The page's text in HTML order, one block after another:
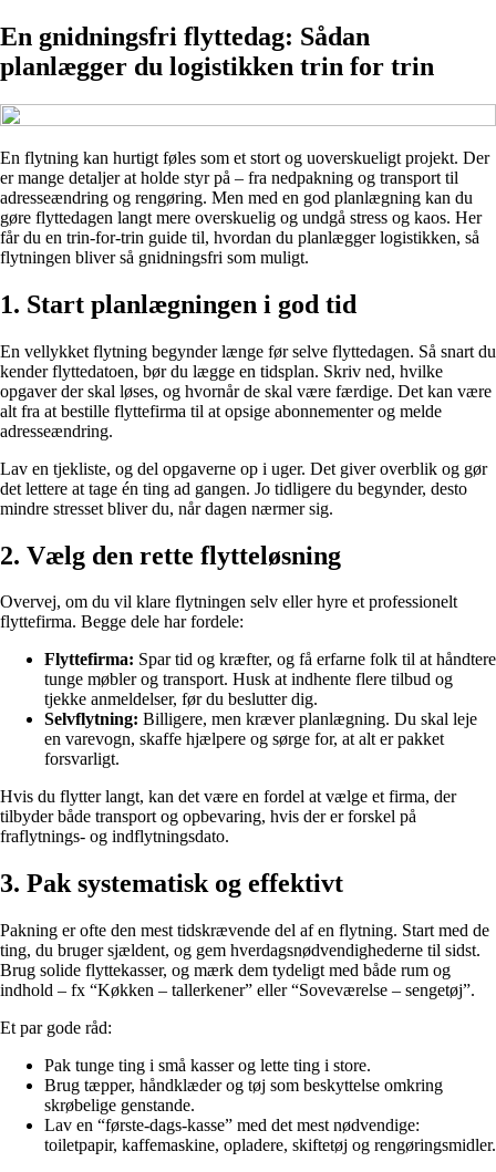
En gnidningsfri flyttedag: Sådan
planlægger du logistikken trin for trin
En flytning kan hurtigt føles som et stort og uoverskueligt projekt. Der
er mange detaljer at holde styr på – fra nedpakning og transport til
adresseændring og rengøring. Men med en god planlægning kan du
gøre flyttedagen langt mere overskuelig og undgå stress og kaos. Her
får du en trin-for-trin guide til, hvordan du planlægger logistikken, så
flytningen bliver så gnidningsfri som muligt.
1. Start planlægningen i god tid
En vellykket flytning begynder længe før selve flyttedagen. Så snart du
kender flyttedatoen, bør du lægge en tidsplan. Skriv ned, hvilke
opgaver der skal løses, og hvornår de skal være færdige. Det kan være
alt fra at bestille flyttefirma til at opsige abonnementer og melde
adresseændring.
Lav en tjekliste, og del opgaverne op i uger. Det giver overblik og gør
det lettere at tage én ting ad gangen. Jo tidligere du begynder, desto
mindre stresset bliver du, når dagen nærmer sig.
2. Vælg den rette flytteløsning
Overvej, om du vil klare flytningen selv eller hyre et professionelt
flyttefirma. Begge dele har fordele:
Flyttefirma: Spar tid og kræfter, og få erfarne folk til at håndtere
tunge møbler og transport. Husk at indhente flere tilbud og
tjekke anmeldelser, før du beslutter dig.
Selvflytning: Billigere, men kræver planlægning. Du skal leje
en varevogn, skaffe hjælpere og sørge for, at alt er pakket
forsvarligt.
Hvis du flytter langt, kan det være en fordel at vælge et firma, der
tilbyder både transport og opbevaring, hvis der er forskel på
fraflytnings- og indflytningsdato.
3. Pak systematisk og effektivt
Pakning er ofte den mest tidskrævende del af en flytning. Start med de
ting, du bruger sjældent, og gem hverdagsnødvendighederne til sidst.
Brug solide flyttekasser, og mærk dem tydeligt med både rum og
indhold – fx “Køkken – tallerkener” eller “Soveværelse – sengetøj”.
Et par gode råd:
Pak tunge ting i små kasser og lette ting i store.
Brug tæpper, håndklæder og tøj som beskyttelse omkring
skrøbelige genstande.
Lav en “første-dags-kasse” med det mest nødvendige:
toiletpapir, kaffemaskine, opladere, skiftetøj og rengøringsmidler.